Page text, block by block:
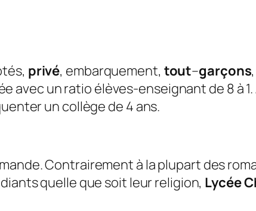
privé, embarquement, tout–garçons
avec un ratio élèves-enseignant de 8 à
un collège de 4 ans.
Contrairement à la plupart des
quelle que soit leur religion, Lycée